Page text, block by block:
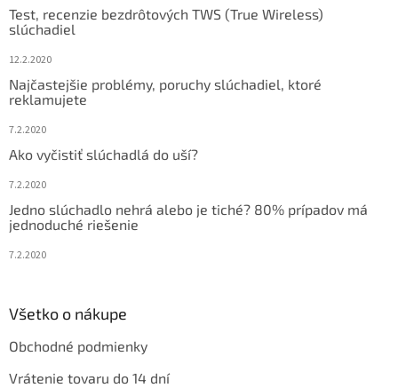
Test, recenzie bezdrôtových TWS (True Wireless)
slúchadiel
12.2.2020
Najčastejšie problémy, poruchy slúchadiel, ktoré
reklamujete
7.2.2020
Ako vyčistiť slúchadlá do uší?
7.2.2020
Jedno slúchadlo nehrá alebo je tiché? 80% prípadov má
jednoduché riešenie
7.2.2020
Všetko o nákupe
Obchodné podmienky
Vrátenie tovaru do 14 dní